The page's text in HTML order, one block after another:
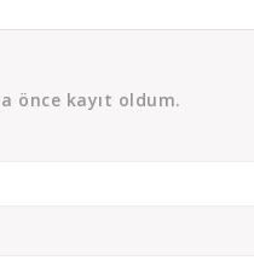
önce kayıt oldum.